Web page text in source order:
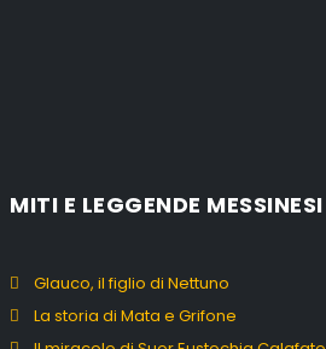
MITI E LEGGENDE MESSINESI
Glauco, il figlio di Nettuno
La storia di Mata e Grifone